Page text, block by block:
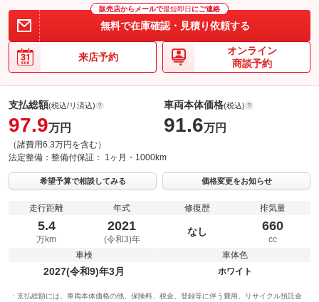
販売店からメールで最短即日 にご連絡
無料で在庫確認・見積り依頼する
来店予約
オンライン
商談予約
支払総額(税込/リ済込)
97.9万円
（諸費用6.3万円を含む）
車両本体価格(税込)
91.6万円
法定整備： 整備付保証： 1ヶ月・1000km
希望予算で相談してみる 価格変更をお知らせ
走行距離
5.4
万km
年式
2021
(令和3)年
修復歴
なし
排気量
660
cc
車検
2027(令和9)年3月
車体色
ホワイト
支払総額には、車両本体価格の他、保険料、税金、登録等に伴う費用、リサイクル預託金